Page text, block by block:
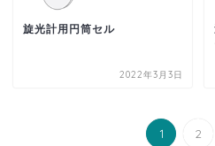
旋光計用円筒セル
2022年3月3日
1 2